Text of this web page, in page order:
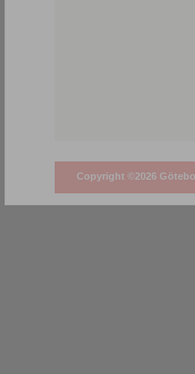
Copyright ©2026